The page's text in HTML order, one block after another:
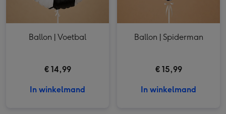
Ballon | Voetbal
€ 14,99
In winkelmand
Ballon | Spiderman
€ 15,99
In winkelmand